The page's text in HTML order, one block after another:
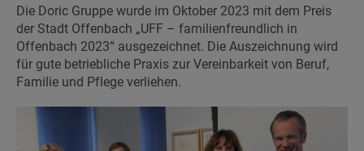
Die Doric Gruppe wurde im Oktober 2023 mit dem Preis
der Stadt Offenbach „UFF – familienfreundlich in
Offenbach 2023“ ausgezeichnet. Die Auszeichnung wird
für gute betriebliche Praxis zur Vereinbarkeit von Beruf,
Familie und Pflege verliehen.